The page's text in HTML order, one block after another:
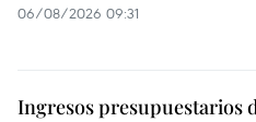
06/08/2026 09:31
Ingresos presupuestarios